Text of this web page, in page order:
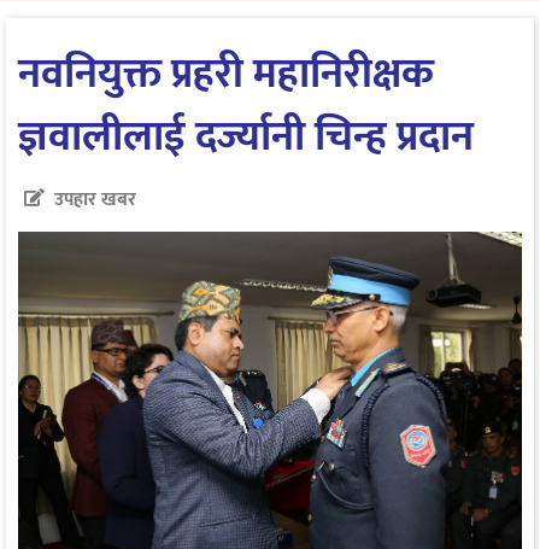
नवनियुक्त प्रहरी महानिरीक्षक
ज्ञवालीलाई दर्ज्यानी चिन्ह प्रदान
उपहार खबर